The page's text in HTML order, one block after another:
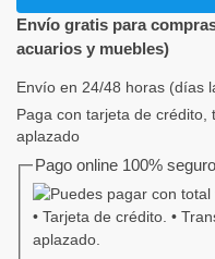
Envío gratis para
acuarios y muebles)
Envío en 24/48 horas (días
Paga con tarjeta de
aplazado
Pago online 100% seguro